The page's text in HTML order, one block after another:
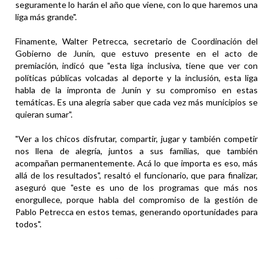
seguramente lo harán el año que viene, con lo que haremos una
liga más grande".
Finamente, Walter Petrecca, secretario de Coordinación del
Gobierno de Junín, que estuvo presente en el acto de
premiación, indicó que "esta liga inclusiva, tiene que ver con
políticas públicas volcadas al deporte y la inclusión, esta liga
habla de la impronta de Junín y su compromiso en estas
temáticas. Es una alegría saber que cada vez más municipios se
quieran sumar".
"Ver a los chicos disfrutar, compartir, jugar y también competir
nos llena de alegría, juntos a sus familias, que también
acompañan permanentemente. Acá lo que importa es eso, más
allá de los resultados", resaltó el funcionario, que para finalizar,
aseguró que "este es uno de los programas que más nos
enorgullece, porque habla del compromiso de la gestión de
Pablo Petrecca en estos temas, generando oportunidades para
todos".